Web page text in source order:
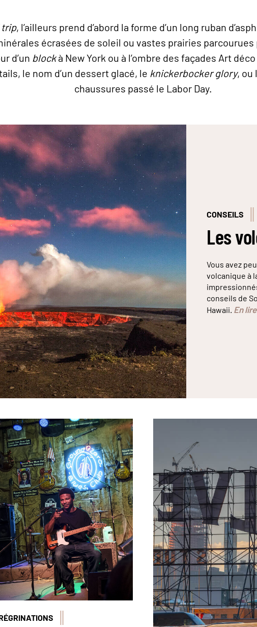
trip, l’ailleurs prend d’abord la forme d’un long ruban
écrasées de soleil ou vastes prairies parcourues
d’un blockà New York ou à l’ombre des façades Art
le nom d’un dessert glacé, le knickerbocker glory, ou
chaussures passé le Labor Day.
CONSEILS
Les
Vous avez
volcanique à
conseils de
Hawaii. En
de blues au club Ground
© Simon
Haytham/Réa